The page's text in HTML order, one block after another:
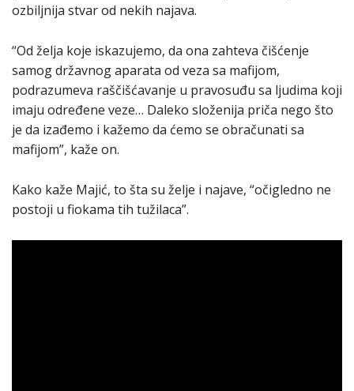
ozbiljnija stvar od nekih najava.
“Od želja koje iskazujemo, da ona zahteva čišćenje
samog državnog aparata od veza sa mafijom,
podrazumeva raščišćavanje u pravosuđu sa ljudima koji
imaju određene veze… Daleko složenija priča nego što
je da izađemo i kažemo da ćemo se obračunati sa
mafijom”, kaže on.
Kako kaže Majić, to šta su želje i najave, “očigledno ne
postoji u fiokama tih tužilaca”.